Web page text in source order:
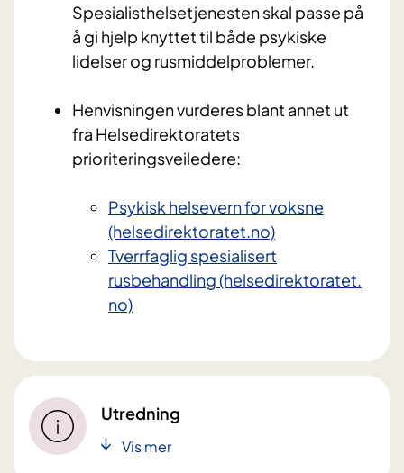
Spesialisthelsetjenesten skal passe på
å gi hjelp knyttet til både psykiske
lidelser og rusmiddelproblemer.
Henvisningen vurderes blant annet ut
fra Helsedirektoratets
prioriteringsveiledere:
Psykisk helsevern for voksne
(helsedirektoratet.no)
Tverrfaglig spesialisert
rusbehandling (helsedirektoratet.
no)
Utredning
Vis mer